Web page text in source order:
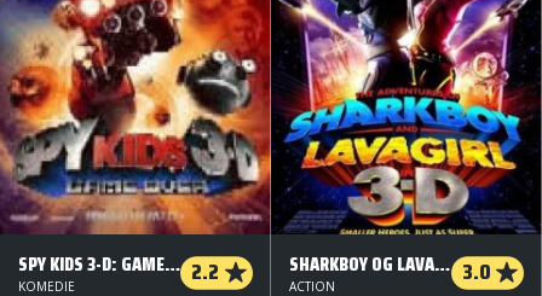
SPY KIDS 3-D: GAME OVER 2.2
KOMEDIE
SHARKBOY OG LAVAGIRL I 3-D 3.0
ACTION